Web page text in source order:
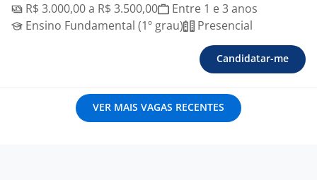
R$ 3.000,00 a R$ 3.500,00
Entre 1 e 3 anos
Ensino Fundamental (1º grau)
Presencial
Candidatar-me
VER MAIS VAGAS RECENTES